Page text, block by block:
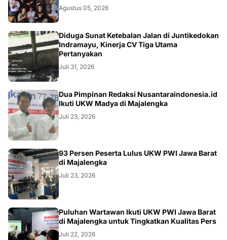
Agustus 05, 2026
KRIMINAL
Diduga Sunat Ketebalan Jalan di Juntikedokan
Indramayu, Kinerja CV Tiga Utama
Pertanyakan
Juli 31, 2026
Dua Pimpinan Redaksi Nusantaraindonesia.id
Ikuti UKW Madya di Majalengka
Juli 23, 2026
93 Persen Peserta Lulus UKW PWI Jawa Barat
di Majalengka
Juli 23, 2026
Puluhan Wartawan Ikuti UKW PWI Jawa Barat
di Majalengka untuk Tingkatkan Kualitas Pers
Juli 22, 2026